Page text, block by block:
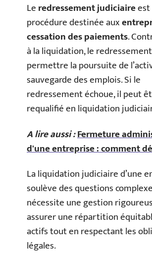
Leredressement judiciaire
procédure destinée aux
cessation des paiements.
à la liquidation, le
permettre la poursuite de
sauvegarde des emplois. Si le
redressement échoue, il peut
requalifié en liquidation
A lire aussi :Fermeture
d'une entreprise : comment
La liquidation judiciaire d’une
soulève des questions
nécessite une gestion
assurer une répartition
actifs tout en respectant les
légales.